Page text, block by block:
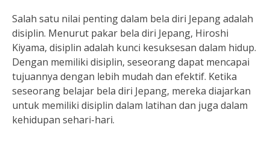
Salah satu nilai penting dalam bela diri Jepang adalah
disiplin. Menurut pakar bela diri Jepang, Hiroshi
Kiyama, disiplin adalah kunci kesuksesan dalam hidup.
Dengan memiliki disiplin, seseorang dapat mencapai
tujuannya dengan lebih mudah dan efektif. Ketika
seseorang belajar bela diri Jepang, mereka diajarkan
untuk memiliki disiplin dalam latihan dan juga dalam
kehidupan sehari-hari.